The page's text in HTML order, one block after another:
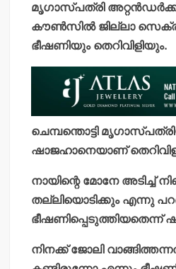
മൃഗാസ്പത്രി അറ്റന്‍ഡര്‍ക്ക്
കൗണ്‍സില്‍ ജില്ലാ
ഭീഷണിയും തെറിവിളിയും.
ചെമ്പന്തൊട്ടി
ഷാജഹാനെയാണ്
നായിന്റെ മോനേ അടിച്ച്
തല്ലിയൊടിക്കും എന്നു
നിനക്ക് ജോലി